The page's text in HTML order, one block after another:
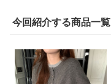
今回紹介する商品一覧